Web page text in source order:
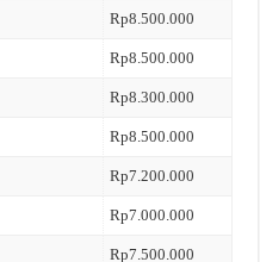
Rp8.500.000
Rp8.500.000
Rp8.300.000
Rp8.500.000
Rp7.200.000
Rp7.000.000
Rp7.500.000